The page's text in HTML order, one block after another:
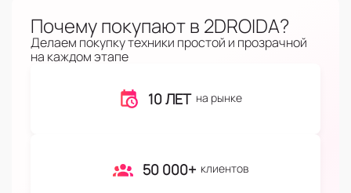
Почему покупают в 2DROIDA?
Делаем покупку техники простой и прозрачной
на каждом этапе
10 ЛЕТ на рынке
50 000+ клиентов